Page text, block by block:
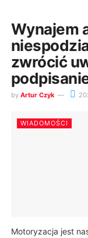
Wynajem
zwrócić
by Artur Czyk
WIADOMOŚCI
Motoryzacja jest